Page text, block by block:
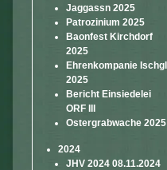
Jaggassn 2025
Patrozinium 2025
Baonfest Kirchdorf
2025
Ehrenkompanie Ischgl
2025
Bericht Einsiedelei
ORF III
Ostergrabwache 2025
2024
JHV 2024 08.11.2024